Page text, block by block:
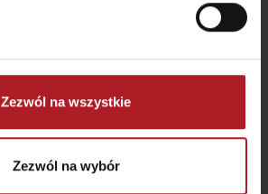
Zezwól na wszystkie
Zezwól na wybór